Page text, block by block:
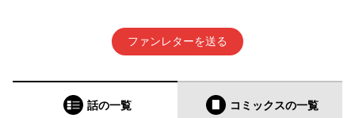
ファンレターを送る
話の一覧 コミックスの一覧